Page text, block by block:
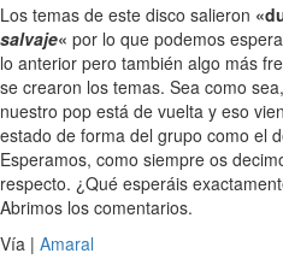
Los temas de este disco salieron
salvaje« por lo que podemos
lo anterior pero también algo más
se crearon los temas. Sea como
nuestro pop está de vuelta y eso
estado de forma del grupo como el
Esperamos, como siempre os
respecto. ¿Qué esperáis
Abrimos los comentarios.
Vía | Amaral